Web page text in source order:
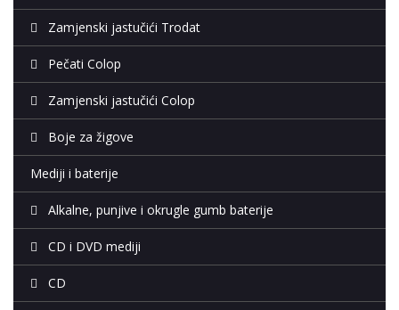
Zamjenski jastučići Trodat
Pečati Colop
Zamjenski jastučići Colop
Boje za žigove
Mediji i baterije
Alkalne, punjive i okrugle gumb baterije
CD i DVD mediji
CD